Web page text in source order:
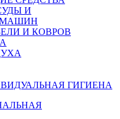
И
И КОВРОВ
ГИГИЕНА